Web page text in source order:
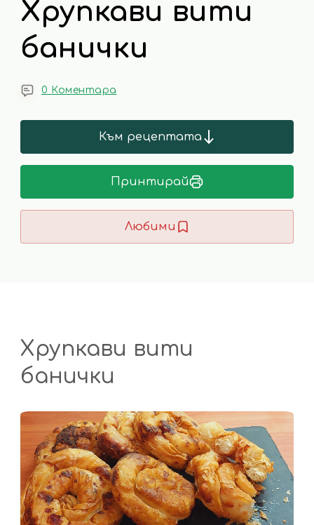
Хрупкави вити
банички
0 Коментара
Към рецептата
Принтирай
Любими
Хрупкави вити
банички